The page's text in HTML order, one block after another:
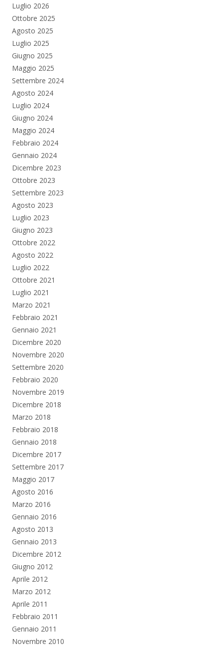
Luglio 2026
Ottobre 2025
Agosto 2025
Luglio 2025
Giugno 2025
Maggio 2025
Settembre 2024
Agosto 2024
Luglio 2024
Giugno 2024
Maggio 2024
Febbraio 2024
Gennaio 2024
Dicembre 2023
Ottobre 2023
Settembre 2023
Agosto 2023
Luglio 2023
Giugno 2023
Ottobre 2022
Agosto 2022
Luglio 2022
Ottobre 2021
Luglio 2021
Marzo 2021
Febbraio 2021
Gennaio 2021
Dicembre 2020
Novembre 2020
Settembre 2020
Febbraio 2020
Novembre 2019
Dicembre 2018
Marzo 2018
Febbraio 2018
Gennaio 2018
Dicembre 2017
Settembre 2017
Maggio 2017
Agosto 2016
Marzo 2016
Gennaio 2016
Agosto 2013
Gennaio 2013
Dicembre 2012
Giugno 2012
Aprile 2012
Marzo 2012
Aprile 2011
Febbraio 2011
Gennaio 2011
Novembre 2010